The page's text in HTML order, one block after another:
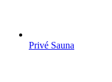
Privé Sauna